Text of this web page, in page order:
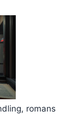
romans